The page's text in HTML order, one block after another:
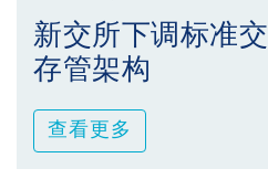
新交所下调标准
存管架构
查看更多